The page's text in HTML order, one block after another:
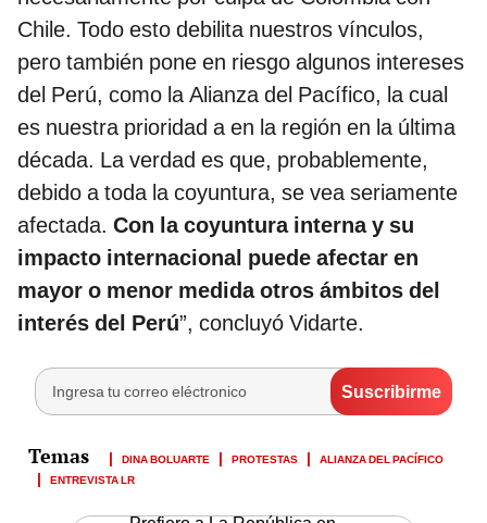
Chile. Todo esto debilita nuestros vínculos,
pero también pone en riesgo algunos intereses
del Perú, como la Alianza del Pacífico, la cual
es nuestra prioridad a en la región en la última
década. La verdad es que, probablemente,
debido a toda la coyuntura, se vea seriamente
afectada. Con la coyuntura interna y su
impacto internacional puede afectar en
mayor o menor medida otros ámbitos del
interés del Perú”, concluyó Vidarte.
DINA BOLUARTE PROTESTAS
ALIANZA DEL PACÍFICO
ENTREVISTA LR